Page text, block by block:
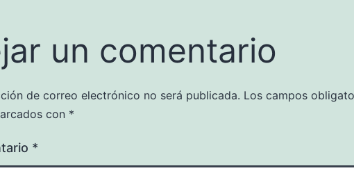
un comentario
de correo electrónico no será publicada. Los campos
con *
*